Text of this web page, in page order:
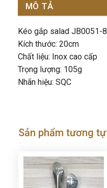
MÔ TẢ
Kéo gắp salad JB0051-8
Kích thước: 20cm
Chất liệu: Inox cao cấp
Trọng lượng: 105g
Nhãn hiệu: SQC
Sản phẩm tương tự